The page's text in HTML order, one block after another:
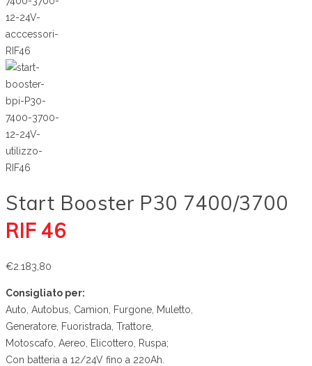
Start Booster P30 7400/3700
RIF 46
€2.183,80
Consigliato per:
Auto, Autobus, Camion, Furgone, Muletto,
Generatore, Fuoristrada, Trattore,
Motoscafo, Aereo, Elicottero, Ruspa;
Con batteria a 12/24V fino a 220Ah.